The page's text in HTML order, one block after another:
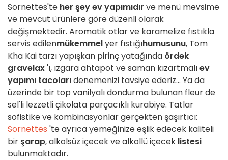
Sornettes'te her şey ev yapımıdır ve menü mevsime
ve mevcut ürünlere göre düzenli olarak
değişmektedir. Aromatik otlar ve karamelize fıstıkla
servis edilenmükemmelyer fıstığıhumusunu, Tom
Kha Kai tarzı yapışkan pirinç yatağında ördek
gravelax'ı, ızgara ahtapot ve saman kızartmalıev
yapımı tacolarıdenemenizi tavsiye ederiz... Ya da
üzerinde bir top vanilyalı dondurma bulunan fleur de
sel'li lezzetli çikolata parçacıklı kurabiye. Tatlar
sofistike ve kombinasyonlar gerçekten şaşırtıcı:
Sornettes 'te ayrıca yemeğinize eşlik edecek kaliteli
birşarap, alkolsüz içecek ve alkollü içecek listesi
bulunmaktadır.